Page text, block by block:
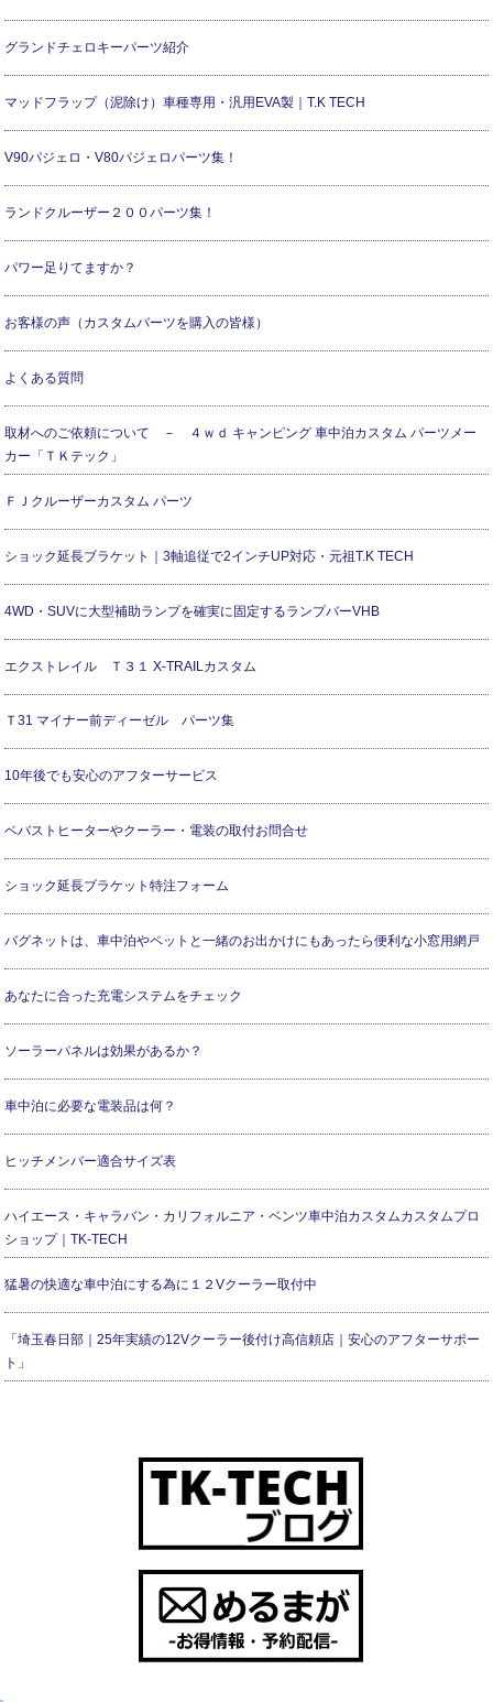
グランドチェロキーパーツ紹介
マッドフラップ（泥除け）車種専用・汎用EVA製｜T.K TECH
V90パジェロ・V80パジェロパーツ集！
ランドクルーザー２００パーツ集！
パワー足りてますか？
お客様の声（カスタムパーツを購入の皆様）
よくある質問
取材へのご依頼について － ４ｗｄ キャンピング 車中泊カスタム パーツメー
カー「ＴＫテック」
ＦＪクルーザーカスタム パーツ
ショック延長ブラケット｜3軸追従で2インチUP対応・元祖T.K TECH
4WD・SUVに大型補助ランプを確実に固定するランプバーVHB
エクストレイル Ｔ３１ X-TRAILカスタム
Ｔ31 マイナー前ディーゼル パーツ集
10年後でも安心のアフターサービス
ベバストヒーターやクーラー・電装の取付お問合せ
ショック延長ブラケット特注フォーム
バグネットは、車中泊やペットと一緒のお出かけにもあったら便利な小窓用網戸
あなたに合った充電システムをチェック
ソーラーパネルは効果があるか？
車中泊に必要な電装品は何？
ヒッチメンバー適合サイズ表
ハイエース・キャラバン・カリフォルニア・ベンツ車中泊カスタムカスタムプロ
ショップ｜TK-TECH
猛暑の快適な車中泊にする為に１２Vクーラー取付中
「埼玉春日部｜25年実績の12Vクーラー後付け高信頼店｜安心のアフターサポー
ト」